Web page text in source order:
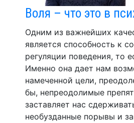
Воля – что это в
Одним из важнейших
является способность к
регуляции поведения, то
Именно она дает нам
намеченной цели,
бы, непреодолимые
заставляет нас
необузданные порывы и